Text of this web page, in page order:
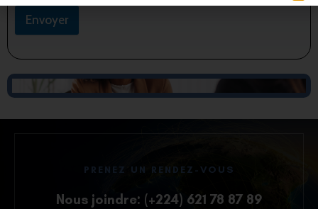
Envoyer
PRENEZ UN RENDEZ-VOUS
Nous joindre: (+224) 621 78 87 89